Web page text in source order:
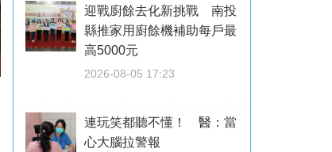
迎戰廚餘去化新挑戰 南投
縣推家用廚餘機補助每戶最
高5000元
2026-08-05 17:23
連玩笑都聽不懂！ 醫：當
心大腦拉警報